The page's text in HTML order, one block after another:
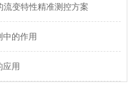
流变特性精准测控方案
中的作用
应用